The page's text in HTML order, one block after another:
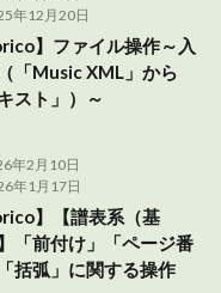
年12月20日
】ファイル操作～入
「Music XML」から
スト」）～
年2月10日
年1月17日
】【譜表系（基
「前付け」「ページ番
括弧」に関する操作